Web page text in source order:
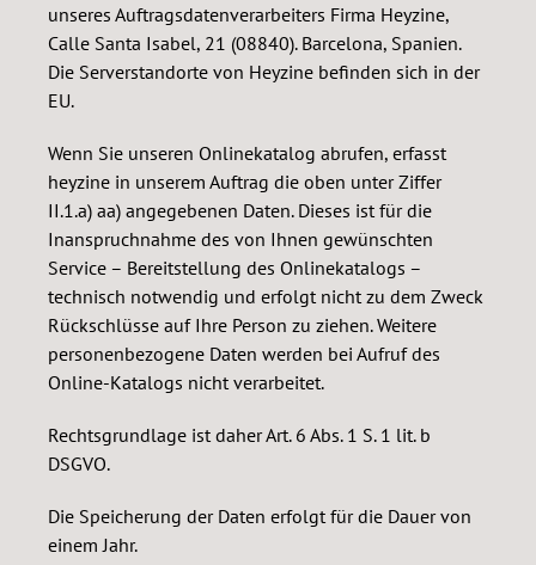
unseres Auftragsdatenverarbeiters Firma Heyzine,
Calle Santa Isabel, 21 (08840). Barcelona, Spanien.
Die Serverstandorte von Heyzine befinden sich in der
EU.
Wenn Sie unseren Onlinekatalog abrufen, erfasst
heyzine in unserem Auftrag die oben unter Ziffer
II.1.a) aa) angegebenen Daten. Dieses ist für die
Inanspruchnahme des von Ihnen gewünschten
Service – Bereitstellung des Onlinekatalogs –
technisch notwendig und erfolgt nicht zu dem Zweck
Rückschlüsse auf Ihre Person zu ziehen. Weitere
personenbezogene Daten werden bei Aufruf des
Online-Katalogs nicht verarbeitet.
Rechtsgrundlage ist daher Art. 6 Abs. 1 S. 1 lit. b
DSGVO.
Die Speicherung der Daten erfolgt für die Dauer von
einem Jahr.